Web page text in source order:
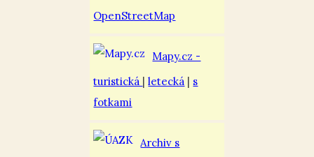
OpenStreetMap
Mapy.cz -
turistická |letecká | s
fotkami
Archiv s